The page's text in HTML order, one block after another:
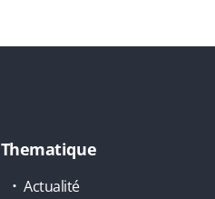
Thematique
Actualité